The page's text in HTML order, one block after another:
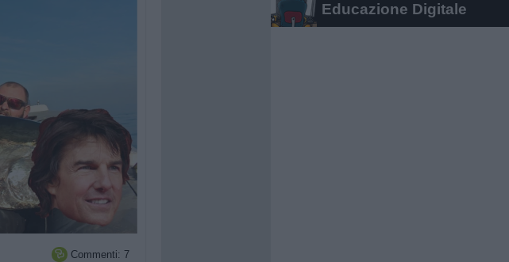
 Commenti: 7
Educazione Digitale